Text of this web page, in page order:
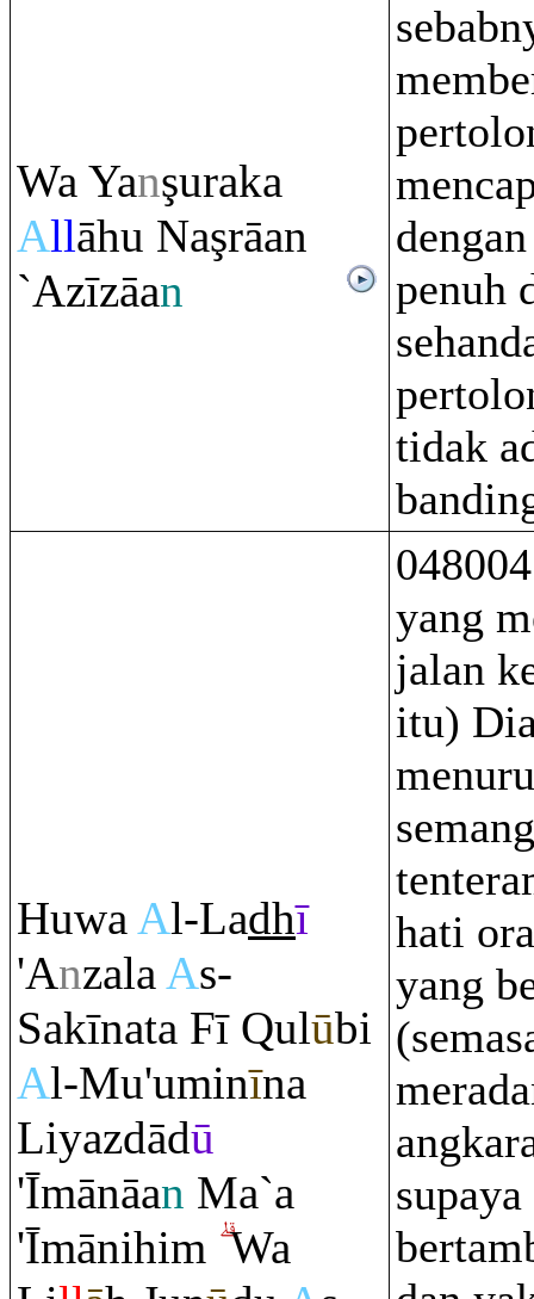
Wa Yanşuraka
Allāhu Naşrāan
`Azīzāan
penuh
tidak
HuwaAl-Ladhī
'AnzalaAs-
Sakīnata Fī Qulūbi
Al-Mu'uminīna
Liyazdādū
'Īmānāan Ma`a
'Īmānihim Wa
yang
jalan
itu)
hati
yang